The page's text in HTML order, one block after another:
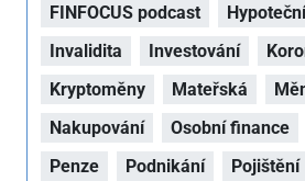
FINFOCUS podcast
Invalidita
Investování
Kryptoměny
Mateřská
Nakupování
Osobní finance
Penze
Podnikání Pojištění